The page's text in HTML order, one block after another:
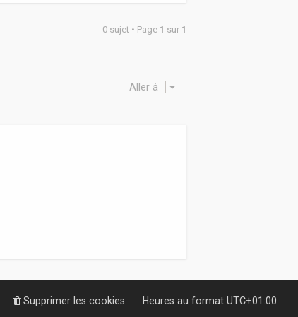
0 sujet • Page 1 sur 1
Aller à
Heures au format UTC+01:00
Supprimer les cookies